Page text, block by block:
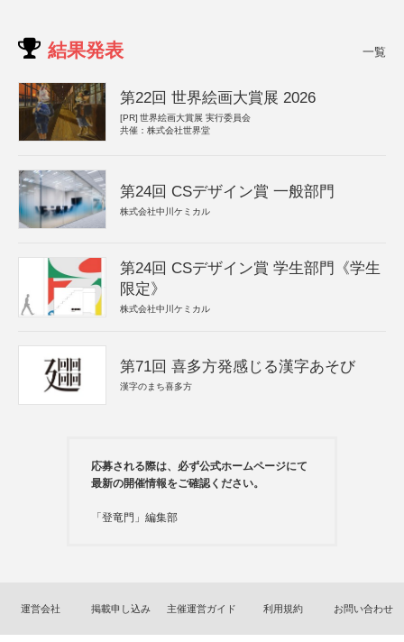
結果発表 一覧
第22回 世界絵画大賞展 2026
[PR] 世界絵画大賞展 実行委員会
共催：株式会社世界堂
第24回 CSデザイン賞 一般部門
株式会社中川ケミカル
第24回 CSデザイン賞 学生部門《学生
限定》
株式会社中川ケミカル
第71回 喜多方発感じる漢字あそび
漢字のまち喜多方
応募される際は、必ず公式ホームページにて
最新の開催情報をご確認ください。
「登竜門」編集部
運営会社 掲載申し込み 主催運営ガイド 利用規約 お問い合わせ